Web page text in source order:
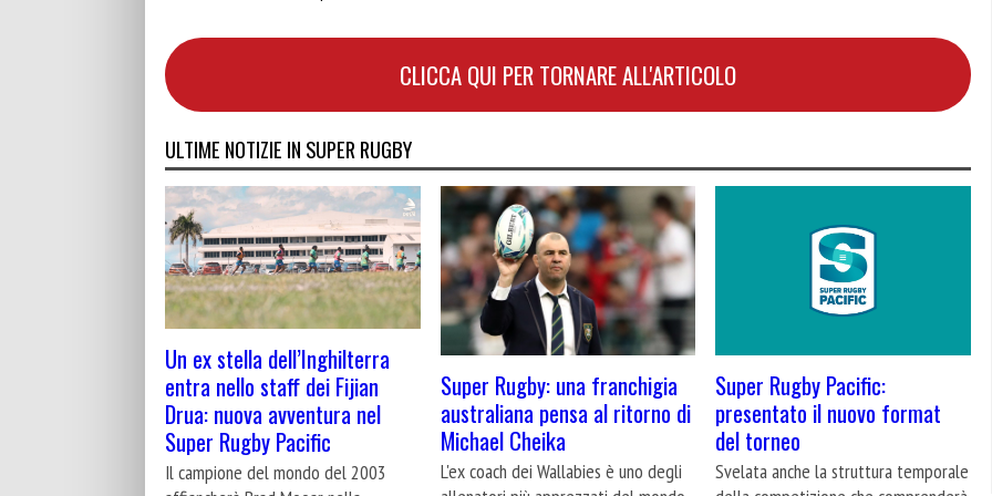
CLICCA QUI PER TORNARE ALL'ARTICOLO
ULTIME NOTIZIE IN SUPER RUGBY
Un ex stella dell’Inghilterra
entra nello staff dei Fijian
Drua: nuova avventura nel
Super Rugby Pacific
Il campione del mondo del 2003
Super Rugby: una franchigia
australiana pensa al ritorno di
Michael Cheika
L'ex coach dei Wallabies è uno degli
Super Rugby Pacific:
presentato il nuovo format
del torneo
Svelata anche la struttura temporale